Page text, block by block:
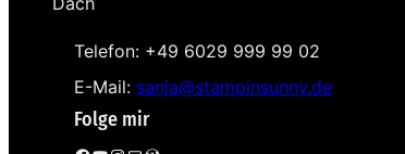
Telefon: +49 6029 999 99 02
E-Mail: sanja@stampinsunny.de
Folge mir